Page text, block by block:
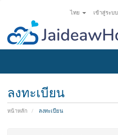
ไทย เข้าสู่ระบบ
ลงทะเบียน
หน้าหลัก ลงทะเบียน